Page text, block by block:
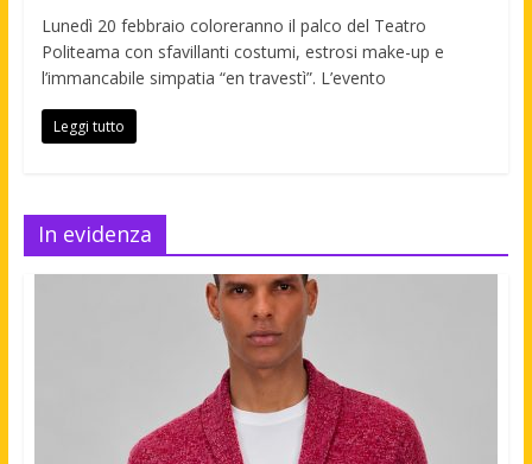
Lunedì 20 febbraio coloreranno il palco del Teatro
Politeama con sfavillanti costumi, estrosi make-up e
l’immancabile simpatia “en travestì”. L’evento
Leggi tutto
In evidenza